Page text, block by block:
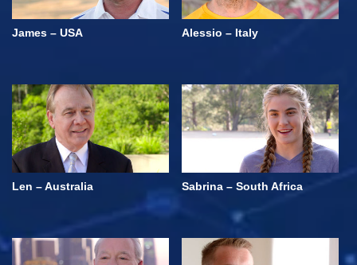
James – USA Alessio – Italy
Len – Australia Sabrina – South Africa